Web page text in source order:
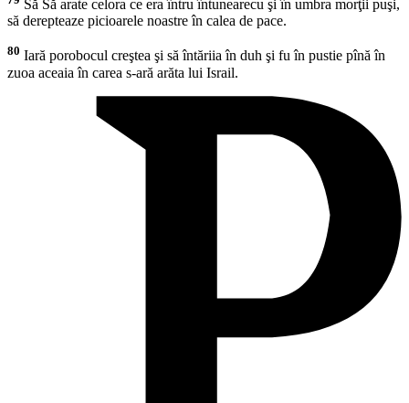
Să Să arate celora ce era întru întunearecu şi în umbra morţii puşi,
să derepteaze picioarele noastre în calea de pace.
80 Iară porobocul creştea şi să întăriia în duh şi fu în pustie pînă în
zuoa aceaia în carea s-ară arăta lui Israil.